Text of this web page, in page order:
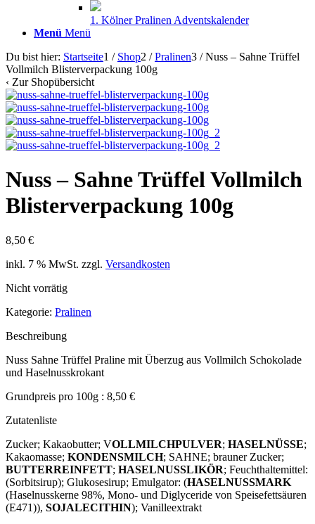
1. Kölner Pralinen Adventskalender
Menü Menü
Du bist hier: Startseite1 / Shop2 / Pralinen3 / Nuss – Sahne Trüffel
Vollmilch Blisterverpackung 100g
‹ Zur Shopübersicht
Nuss – Sahne Trüffel Vollmilch
Blisterverpackung 100g
8,50 €
inkl. 7 % MwSt. zzgl. Versandkosten
Nicht vorrätig
Kategorie: Pralinen
Beschreibung
Nuss Sahne Trüffel Praline mit Überzug aus Vollmilch Schokolade
und Haselnusskrokant
Grundpreis pro 100g : 8,50 €
Zutatenliste
Zucker; Kakaobutter; VOLLMILCHPULVER; HASELNÜSSE;
Kakaomasse; KONDENSMILCH; SAHNE; brauner Zucker;
BUTTERREINFETT; HASELNUSSLIKÖR; Feuchthaltemittel:
(Sorbitsirup); Glukosesirup; Emulgator: (HASELNUSSMARK
(Haselnusskerne 98%, Mono- und Diglyceride von Speisefettsäuren
(E471)), SOJALECITHIN); Vanilleextrakt